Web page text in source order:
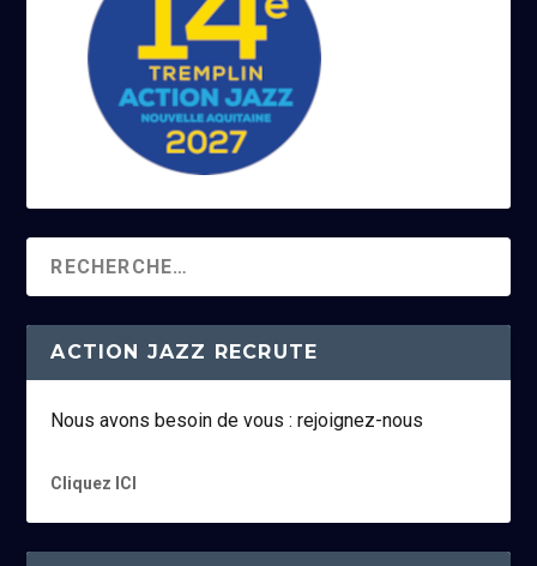
ACTION JAZZ RECRUTE
Nous avons besoin de vous : rejoignez-nous
Cliquez ICI